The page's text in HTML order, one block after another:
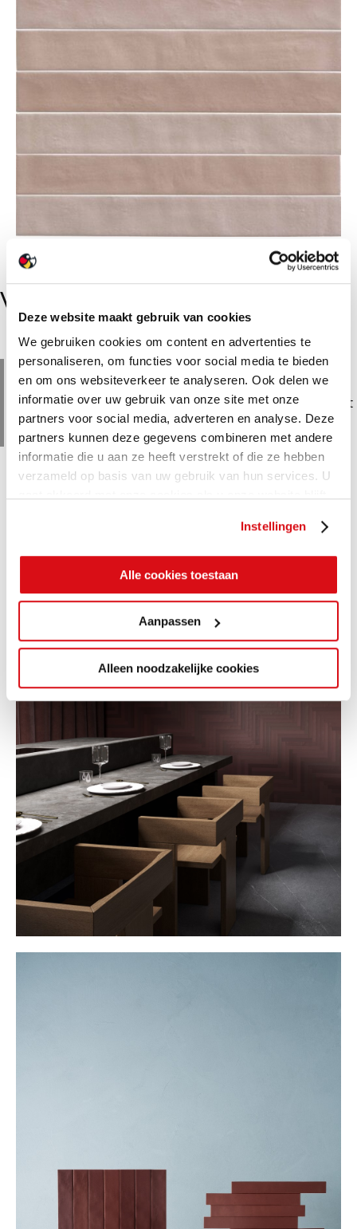
Deze website maakt gebruik van cookies
We gebruiken cookies om content en advertenties te
personaliseren, om functies voor social media te bieden
en om ons websiteverkeer te analyseren. Ook delen we
informatie over uw gebruik van onze site met onze
partners voor social media, adverteren en analyse. Deze
partners kunnen deze gegevens combineren met andere
informatie die u aan ze heeft verstrekt of die ze hebben
verzameld op basis van uw gebruik van hun services. U
Instellingen
Alle cookies toestaan
Aanpassen
Alleen noodzakelijke cookies
Vintage tegel Neo Warm Red
De Neo Warm Red is een leuk speels genuanceerde
tegel, verkrijgbaar in 4,6×37,5. Dankzij de veelzijdige
uitstraling en oppervlak is deze tegel niet alleen perfect
voor wanden, maar ook uitermate geschikt voor
vloeren.